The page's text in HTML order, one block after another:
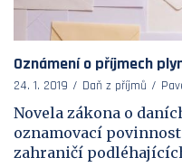
Oznámení o příjmech
24. 1. 2019 Daň z příjmů
Novela zákona o
oznamovací
zahraničí